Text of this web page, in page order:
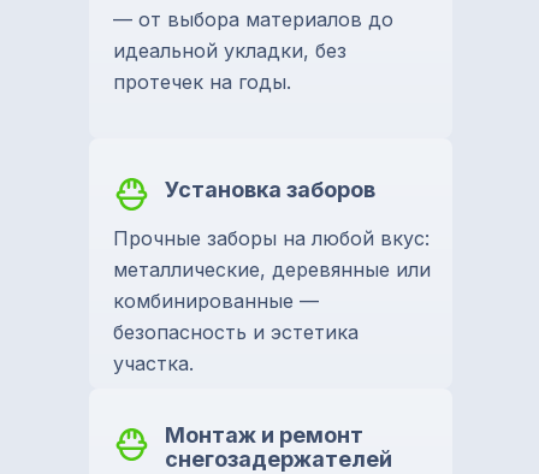
— от выбора материалов до
идеальной укладки, без
протечек на годы.
Установка заборов
Прочные заборы на любой вкус:
металлические, деревянные или
комбинированные —
безопасность и эстетика
участка.
Монтаж и ремонт
снегозадержателей